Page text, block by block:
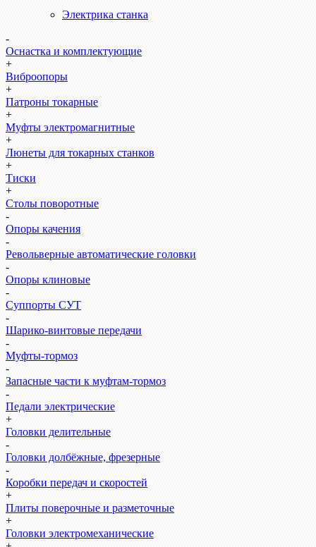
Электрика станка
-
Оснастка и комплектующие
+
Виброопоры
+
Патроны токарные
+
Муфты электромагнитные
+
Люнеты для токарных станков
+
Тиски
+
Столы поворотные
-
Опоры качения
-
Револьверные автоматические головки
-
Опоры клиновые
-
Суппорты СУТ
-
Шарико-винтовые передачи
-
Муфты-тормоз
-
Запасные части к муфтам-тормоз
-
Педали электрические
+
Головки делительные
-
Головки долбёжные, фрезерные
-
Коробки передач и скоростей
+
Плиты поверочные и разметочные
+
Головки электромеханические